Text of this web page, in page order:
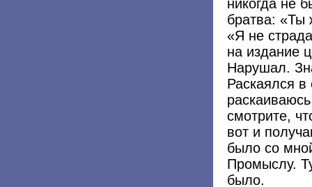
никогда не
братва: «Ты
«Я не
на издание
Нарушал.
Раскаялся
смотрите,
вот и
было со
Промыслу.
было.